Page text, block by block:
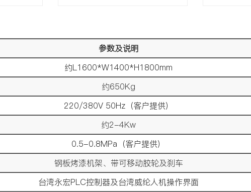
参数及说明
约L1600*W1400*H1800mm
约650Kg
220/380V 50Hz（客户提供）
约2-4Kw
0.5-0.8MPa（客户提供）
钢板烤漆机架、带可移动胶轮及刹车
台湾永宏PLC控制器及台湾威纶人机操作界面